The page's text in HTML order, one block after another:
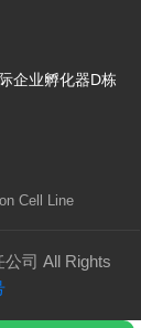
企业孵化器D栋
Cell Line
司 All Rights